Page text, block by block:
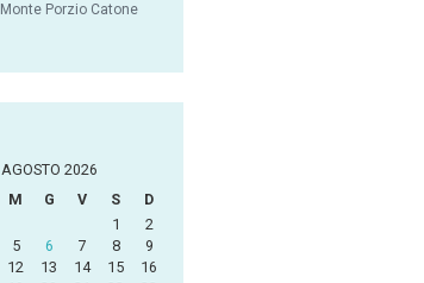
Monte Porzio Catone
AGOSTO 2026
M G V S D
1
2
5 6 7 8
9
12 13 14 15
16